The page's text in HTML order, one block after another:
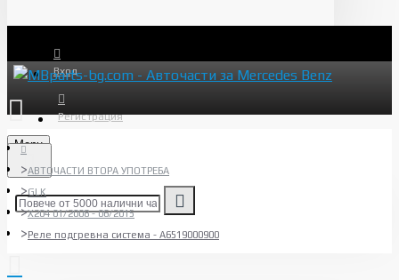
Вход
Регистрация
Menu
АВТОЧАСТИ ВТОРА УПОТРЕБА
GLK
X204 01/2008 - 06/2015
Реле подгревна система - A6519000900